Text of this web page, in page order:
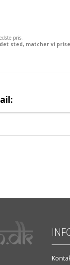
pris.
sted, matcher vi